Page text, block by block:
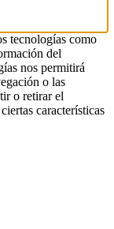
tecnologías como
del
nos permitirá
o las
o retirar el
características